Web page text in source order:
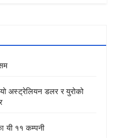
अस्ट्रेलियन डलर र युरोको
यी ११ कम्पनी